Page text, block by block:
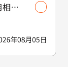
場
年08月05日